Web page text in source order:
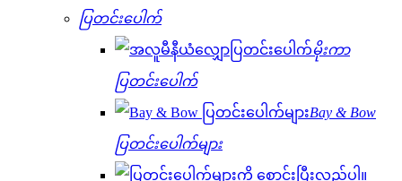
ပြတင်းပေါက်
မိုးကာ
ပြတင်းပေါက်
Bay & Bow
ပြတင်းပေါက်များ